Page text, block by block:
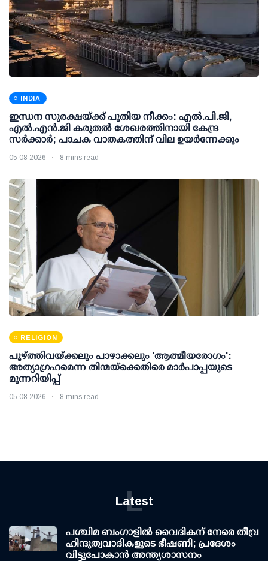
INDIA
ഇന്ധന സുരക്ഷയ്ക്ക് പുതിയ നീക്കം: എല്‍.പി.ജി,
എല്‍.എന്‍.ജി കരുതല്‍ ശേഖരത്തിനായി കേന്ദ്ര
സര്‍ക്കാര്‍; പാചക വാതകത്തിന് വില ഉയര്‍ന്നേക്കും
05 08 2026 8 mins read
RELIGION
പൂഴ്ത്തിവയ്ക്കലും പാഴാക്കലും 'ആത്മീയരോഗം':
അത്യാഗ്രഹമെന്ന തിന്മയ്ക്കെതിരെ മാർപാപ്പയുടെ
മുന്നറിയിപ്പ്
05 08 2026 8 mins read
Latest
L
പശ്ചിമ ബംഗാളിൽ വൈദികന് നേരെ തീവ്ര
ഹിന്ദുത്വവാദികളുടെ ഭീഷണി; പ്രദേശം
വിട്ടുപോകാൻ അന്ത്യശാസനം